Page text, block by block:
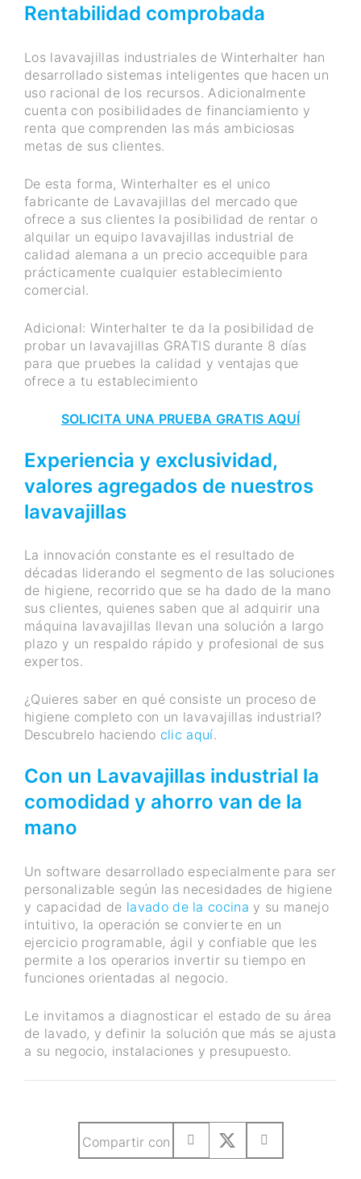
Rentabilidad comprobada
Los lavavajillas industriales de Winterhalter han
desarrollado sistemas inteligentes que hacen un
uso racional de los recursos. Adicionalmente
cuenta con posibilidades de financiamiento y
renta que comprenden las más ambiciosas
metas de sus clientes.
De esta forma, Winterhalter es el unico
fabricante de Lavavajillas del mercado que
ofrece a sus clientes la posibilidad de rentar o
alquilar un equipo lavavajillas industrial de
calidad alemana a un precio accequible para
prácticamente cualquier establecimiento
comercial.
Adicional: Winterhalter te da la posibilidad de
probar un lavavajillas GRATIS durante 8 días
para que pruebes la calidad y ventajas que
ofrece a tu establecimiento
SOLICITA UNA PRUEBA GRATIS AQUÍ
Experiencia y exclusividad,
valores agregados de nuestros
lavavajillas
La innovación constante es el resultado de
décadas liderando el segmento de las soluciones
de higiene, recorrido que se ha dado de la mano
sus clientes, quienes saben que al adquirir una
máquina lavavajillas llevan una solución a largo
plazo y un respaldo rápido y profesional de sus
expertos.
¿Quieres saber en qué consiste un proceso de
higiene completo con un lavavajillas industrial?
Descubrelo haciendo clic aquí.
Con un Lavavajillas industrial la
comodidad y ahorro van de la
mano
Un software desarrollado especialmente para ser
personalizable según las necesidades de higiene
y capacidad de lavado de la cocina y su manejo
intuitivo, la operación se convierte en un
ejercicio programable, ágil y confiable que les
permite a los operarios invertir su tiempo en
funciones orientadas al negocio.
Le invitamos a diagnosticar el estado de su área
de lavado, y definir la solución que más se ajusta
a su negocio, instalaciones y presupuesto.
Compartir con